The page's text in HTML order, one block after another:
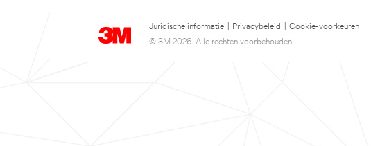
Juridische informatie Privacybeleid
Cookie-voorkeuren
© 3M 2026. Alle rechten voorbehouden.